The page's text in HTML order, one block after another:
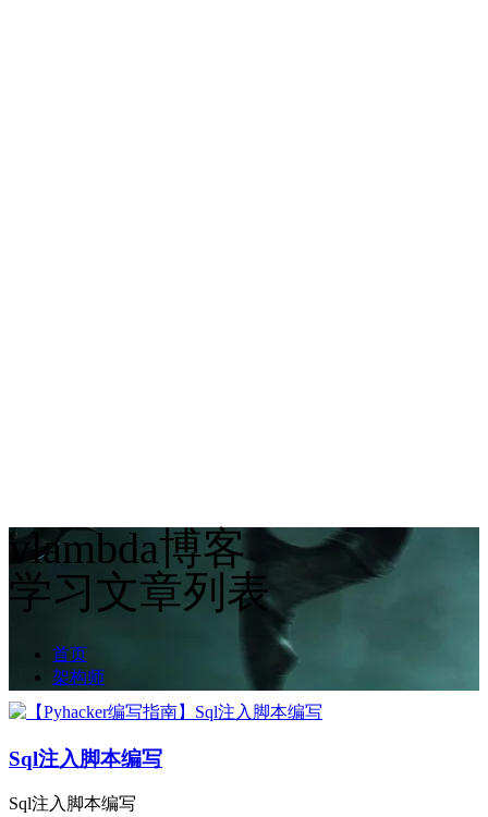
vlambda博客
学习文章列表
首页
架构师
Sql注入脚本编写
Sql注入脚本编写